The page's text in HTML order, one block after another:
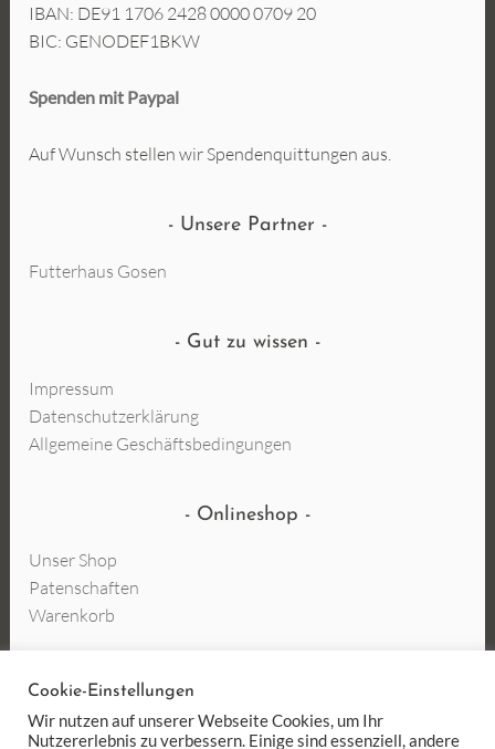
IBAN: DE91 1706 2428 0000 0709 20
BIC: GENODEF1BKW
Spenden mit Paypal
Auf Wunsch stellen wir Spendenquittungen aus.
Unsere Partner
Futterhaus Gosen
Gut zu wissen
Impressum
Datenschutzerklärung
Allgemeine Geschäftsbedingungen
Onlineshop
Unser Shop
Patenschaften
Warenkorb
Vertrag widerrufen
Cookie-Einstellungen
Wir nutzen auf unserer Webseite Cookies, um Ihr
Nutzererlebnis zu verbessern. Einige sind essenziell, andere